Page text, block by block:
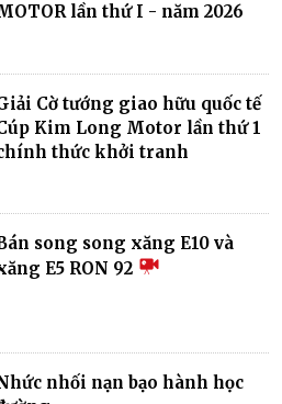
lần thứ I - năm 2026
Cờ tướng giao hữu quốc tế
Kim Long Motor lần thứ 1
thức khởi tranh
song song xăng E10 và
E5 RON 92
nhối nạn bạo hành học